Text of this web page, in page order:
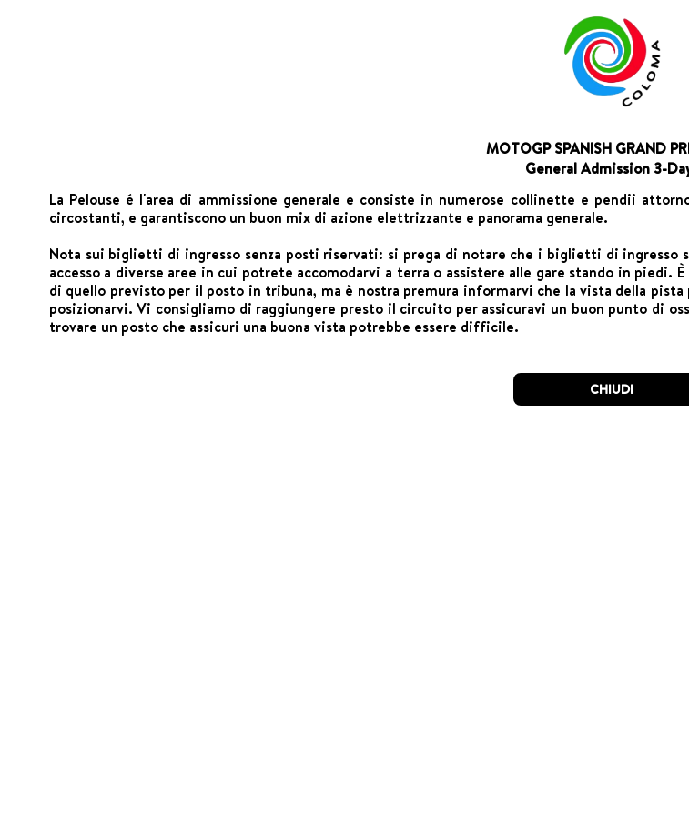
MOTOGP SPANISH GRAND
General Admission 3-
La Pelouse é l'area di ammissione generale e consiste in numerose collinette e pendii
circostanti, e garantiscono un buon mix di azione elettrizzante e panorama generale.
Nota sui biglietti di ingresso senza posti riservati: si prega di notare che i biglietti di ingresso
accesso a diverse aree in cui potrete accomodarvi a terra o assistere alle gare stando in
di quello previsto per il posto in tribuna, ma è nostra premura informarvi che la vista della
posizionarvi. Vi consigliamo di raggiungere presto il circuito per assicuravi un buon punto di
trovare un posto che assicuri una buona vista potrebbe essere difficile.
CHIUDI